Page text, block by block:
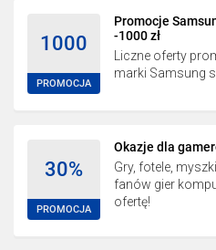
1000
PROMOCJA
Promocje
-1000 zł
Liczne oferty
marki Samsung
30%
PROMOCJA
Okazje dla
Gry, fotele,
fanów gier
ofertę!